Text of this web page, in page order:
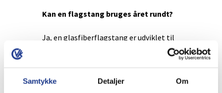
Samtykke Detaljer Om
Kan en flagstang bruges året rundt?
Ja, en glasfiberflagstang er udviklet til